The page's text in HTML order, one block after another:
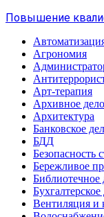
Повышение
Агрономия
Арт-терапия
Архивное дело
Архитектура
Банковское
БДД
Безопасность
Бережливое
Библиотечное
Бухгалтерское
Вентиляция и